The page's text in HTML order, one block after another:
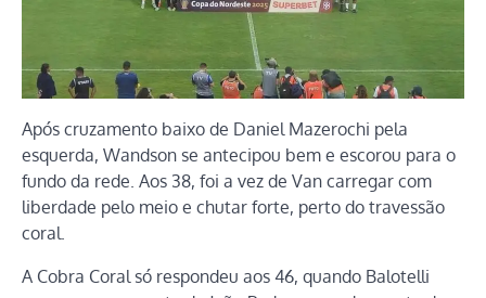
Após cruzamento baixo de Daniel Mazerochi pela
esquerda, Wandson se antecipou bem e escorou para o
fundo da rede. Aos 38, foi a vez de Van carregar com
liberdade pelo meio e chutar forte, perto do travessão
coral.
A Cobra Coral só respondeu aos 46, quando Balotelli